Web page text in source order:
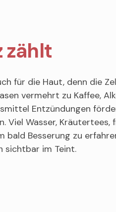
zählt
für die Haut, denn die
vermehrt zu Kaffee,
Entzündungen
Wasser, Kräutertees,
bald Besserung zu
sichtbar im Teint.